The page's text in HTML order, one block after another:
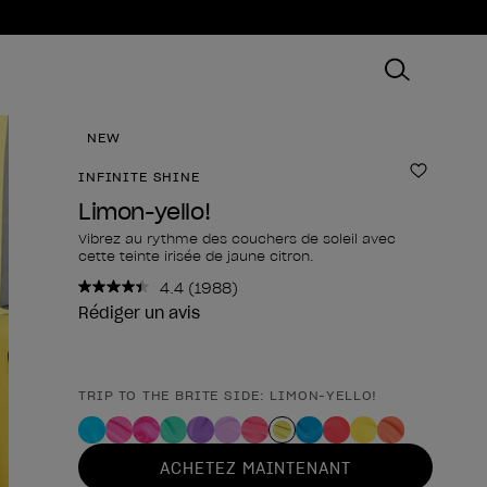
NEW
INFINITE SHINE
Limon-yello!
Vibrez au rythme des couchers de soleil avec
cette teinte irisée de jaune citron.
4.4 Lire
1988
même
page.
(1988)
Rédiger un avis
Forme du produit
TRIP TO THE BRITE SIDE: LIMON-YELLO!
ACHETEZ MAINTENANT